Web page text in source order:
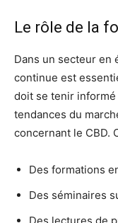
Le rôle de la
Dans un secteur en
continue est
doit se tenir
tendances du
concernant le CBD.
Des formations
Des séminaires
Des lectures de